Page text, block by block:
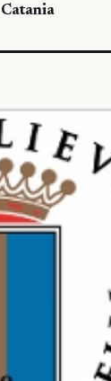
Catania